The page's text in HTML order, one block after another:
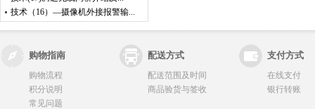
技术（16）—摄像机外接报警输...
购物指南 配送方式 支付方式
购物流程
积分说明
常见问题
配送范围及时间
商品验货与签收
在线支付
银行转账